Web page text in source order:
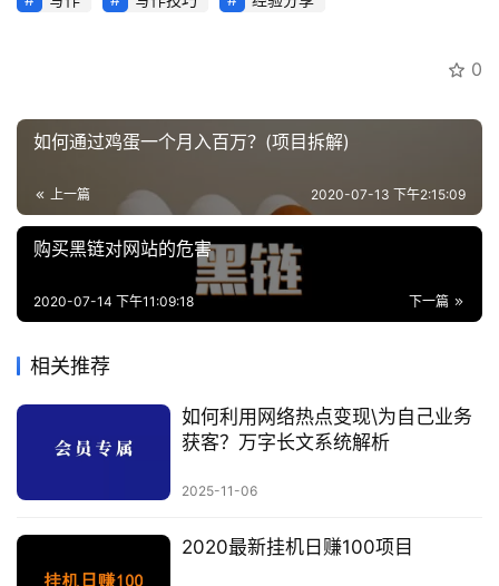
0
如何通过鸡蛋一个月入百万？(项目拆解)
上一篇 2020-07-13 下午2:15:09
购买黑链对网站的危害
下一篇
2020-07-14 下午11:09:18
相关推荐
如何利用网络热点变现\为自己业务
获客？万字长文系统解析
2025-11-06
2020最新挂机日赚100项目